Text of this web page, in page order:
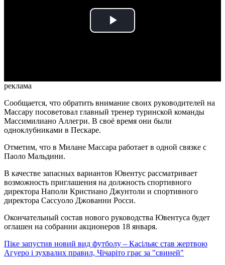
Play
реклама
Сообщается, что обратить внимание своих руководителей на
Массару посоветовал главный тренер туринской команды
Массимилиано Аллегри. В своё время они были
одноклубниками в Пескаре.
Отметим, что в Милане Массара работает в одной связке с
Паоло Мальдини.
В качестве запасных вариантов Ювентус рассматривает
возможность приглашения на должность спортивного
директора Наполи Кристиано Джунтоли и спортивного
директора Сассуоло Джованни Росси.
Окончательный состав нового руководства Ювентуса будет
оглашен на собрании акционеров 18 января.
Піке запустив новий вид футболу – Касільяс став жертвою
Агуеро і зухвалих правил, Чічаріто грає за "свиней"